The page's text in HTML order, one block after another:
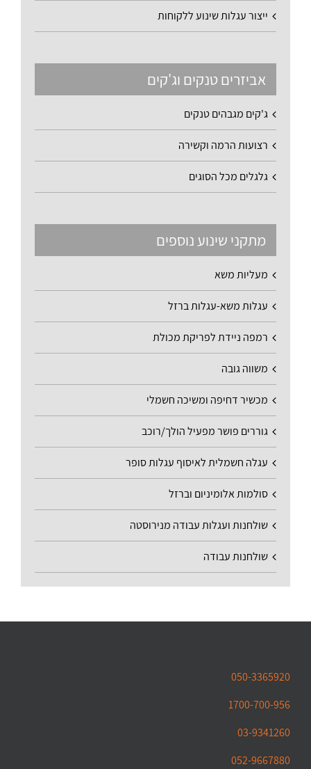
ייצור עגלות שינוע ללקוחות
אביזרים טנקים וג'קים
ג'קים מגבהים טנקים
רצועות הרמה וקשירה
גלגלים מכל הסוגים
מתקני שינוע נוספים
מעליות משא
עגלות משא-עגלות ברזל
רמפה ניידת לפריקת מכולת
משווה גובה
מכשיר דחיפה ומשיכה חשמלי
גוררים פושר מפעיל הולך/רוכב
עגלה חשמלית לאיסוף עגלות סופר
סולמות אלומיניום וברזל
שולחנות ועגלות עבודה מנירוסטה
שולחנות עבודה
050-3365920
1700-700-956
03-9341260
052-9667880